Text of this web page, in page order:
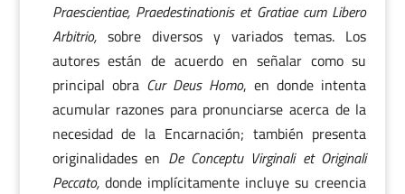
Praescientiae, Praedestinationis et Gratiae cum Libero
Arbitrio, sobre diversos y variados temas. Los
autores están de acuerdo en señalar como su
principal obra Cur Deus Homo, en donde intenta
acumular razones para pronunciarse acerca de la
necesidad de la Encarnación; también presenta
originalidades en De Conceptu Virginali et Originali
Peccato,donde implícitamente incluye su creencia